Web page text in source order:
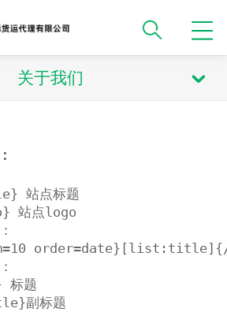
关于我们
站点标题
站点logo
题
副标题